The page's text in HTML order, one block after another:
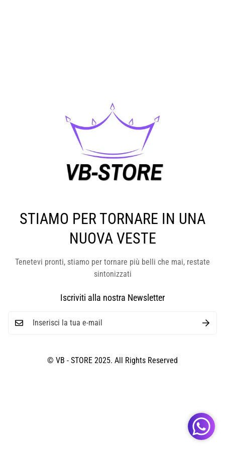
STIAMO PER TORNARE IN UNA
NUOVA VESTE
Tenetevi pronti, stiamo per tornare più belli che mai, restate
sintonizzati
Iscriviti alla nostra Newsletter
© VB - STORE 2025. All Rights Reserved